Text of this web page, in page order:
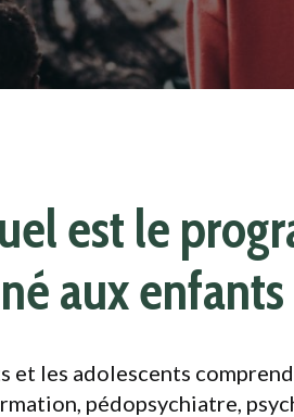
est le
aux
et les adolescents
pédopsychiatre,